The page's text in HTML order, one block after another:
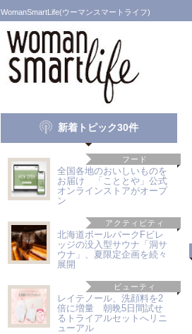
WomanSmartLife(ウーマンスマートライフ)
新着トピック30件
フード
全国各地のおいしいものを
お届け 「こととや」公式
オンラインストアがオープ
ン
アクティビティ
北海道ボールパークFビレ
ッジの没入型サウナ「洞サ
ウナ」、夏限定企画を続々
展開
ビューティ
レイテノール、洗顔料を2
倍に増量 朝晩5日間試せ
るトライアルセットへリニ
ューアル